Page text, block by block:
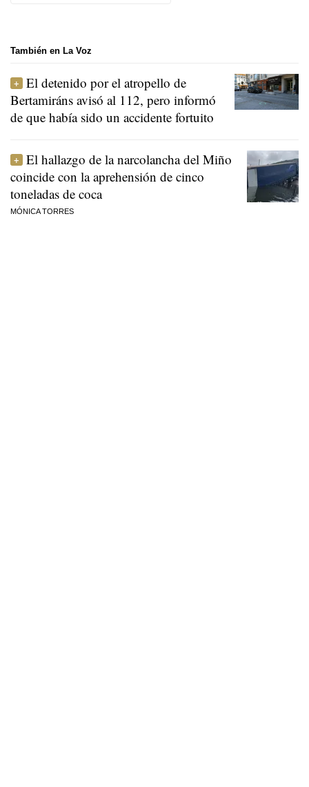
También en La Voz
El detenido por el atropello de
Bertamiráns avisó al 112, pero informó
de que había sido un accidente fortuito
El hallazgo de la narcolancha del Miño
coincide con la aprehensión de cinco
toneladas de coca
MÓNICA TORRES